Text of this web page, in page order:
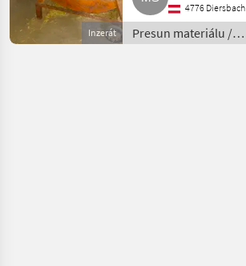
Inzerát
4776 Diersbach
Presun materiálu /
Ventilátor